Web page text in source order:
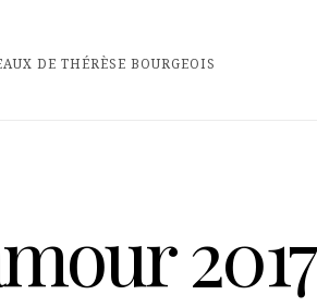
DE THÉRÈSE BOURGEOIS
2017